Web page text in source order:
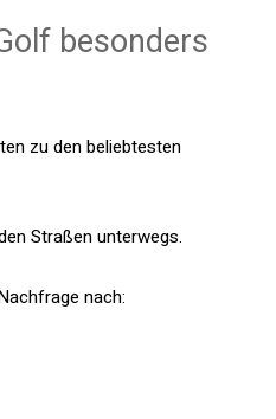
besonders
zu den beliebtesten
Straßen unterwegs.
nach: